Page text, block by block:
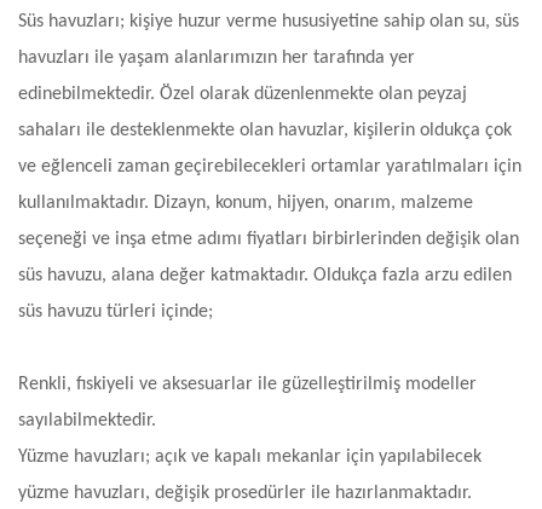
Süs havuzları; kişiye huzur verme hususiyetine sahip olan su, süs
havuzları ile yaşam alanlarımızın her tarafında yer
edinebilmektedir. Özel olarak düzenlenmekte olan peyzaj
sahaları ile desteklenmekte olan havuzlar, kişilerin oldukça çok
ve eğlenceli zaman geçirebilecekleri ortamlar yaratılmaları için
kullanılmaktadır. Dizayn, konum, hijyen, onarım, malzeme
seçeneği ve inşa etme adımı fiyatları birbirlerinden değişik olan
süs havuzu, alana değer katmaktadır. Oldukça fazla arzu edilen
süs havuzu türleri içinde;
Renkli, fıskiyeli ve aksesuarlar ile güzelleştirilmiş modeller
sayılabilmektedir.
Yüzme havuzları; açık ve kapalı mekanlar için yapılabilecek
yüzme havuzları, değişik prosedürler ile hazırlanmaktadır.